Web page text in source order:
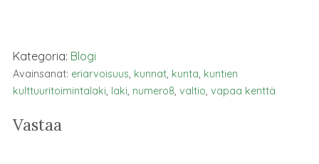
Kategoria: Blogi
Avainsanat: eriarvoisuus kunnat kunta kuntien
kulttuuritoimintalaki laki numero8 valtio vapaa kenttä
Vastaa